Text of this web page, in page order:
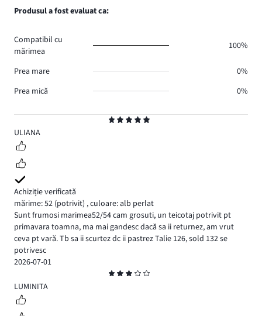
5
ULIANA
Achiziție verificată
mărime: 52 (potrivit) ,culoare: alb perlat
Sunt frumosi marimea52/54 cam grosuti, un teicotaj potrivit pt
primavara toamna, ma mai gandesc dacă sa ii returnez, am vrut
ceva pt vară. Tb sa ii scurtez dc ii pastrez Talie 126, sold 132 se
potrivesc
2026-07-01
3LUMINITA
Produsul a fost evaluat ca:
Compatibil cu
mărimea
100%
Prea mare
0%
Prea mică
0%